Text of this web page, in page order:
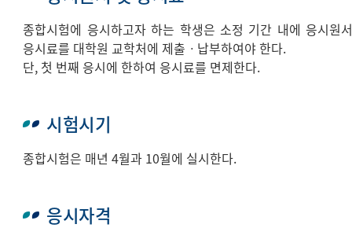
종합시험에 응시하고자 하는 학생은 소정 기간 내에 응시원
응시료를 대학원 교학처에 제출ㆍ납부하여야 한다.
단, 첫 번째 응시에 한하여 응시료를 면제한다.
시험시기
종합시험은 매년 4월과 10월에 실시한다.
응시자격